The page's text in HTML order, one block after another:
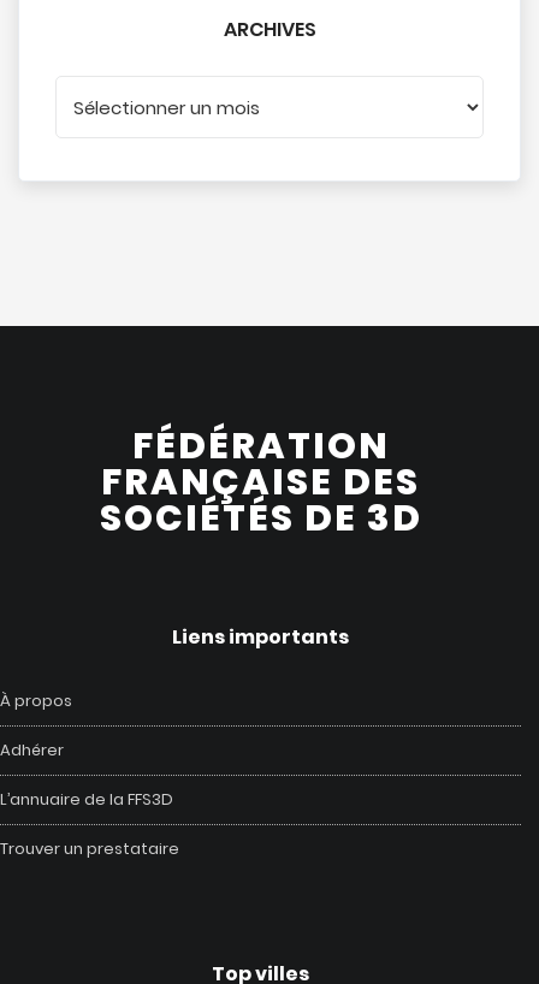
ARCHIVES
FÉDÉRATION
FRANÇAISE DES
SOCIÉTÉS DE 3D
Liens importants
À propos
Adhérer
L’annuaire de la FFS3D
Trouver un prestataire
Top villes